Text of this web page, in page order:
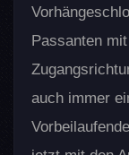
Passanten
auch immer